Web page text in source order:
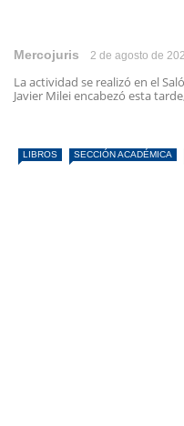
Mercojuris 2 de agosto de
La actividad se realizó en el
Javier Milei encabezó esta
LIBROS SECCIÓN ACADÉMICA